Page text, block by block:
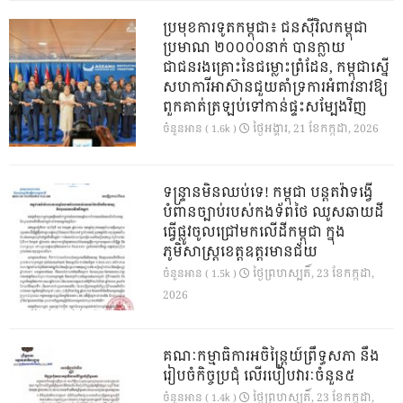
ប្រមុខការទូតកម្ពុជា៖ ជនស៊ីវិលកម្ពុជា
ប្រមាណ ២០០០០នាក់ បានក្លាយ
ជាជនរងគ្រោះនៃជម្លោះព្រំដែន, កម្ពុជាស្នើ
សហការីអាស៊ានជួយគាំទ្រការអំពាវនាវឱ្យ
ពួកគាត់ត្រឡប់ទៅកាន់ផ្ទះសម្បែងវិញ
ចំនួនអាន ( 1.6k ) ថ្ងៃ​អង្គារ, 21 ខែ​កក្កដា, 2026
ទន្ទ្រានមិនឈប់ទេ! កម្ពុជា បន្តតវ៉ាទង្វើ
បំពានច្បាប់របស់កងទ័ពថៃ ឈូសឆាយដី
ធ្វើផ្លូវចូលជ្រៅមកលើដីកម្ពុជា ក្នុង
ភូមិសាស្ត្រខេត្តឧត្តរមានជ័យ
ចំនួនអាន ( 1.5k )
ថ្ងៃ​ព្រហស្បតិ៍, 23 ខែ​កក្កដា,
2026
គណៈកម្មាធិការអចិន្ត្រៃយ៍ព្រឹទ្ធសភា នឹង
រៀបចំកិច្ចប្រជុំ លើរបៀបវារៈចំនួន៥
ចំនួនអាន ( 1.4k ) ថ្ងៃ​ព្រហស្បតិ៍, 23 ខែ​កក្កដា,